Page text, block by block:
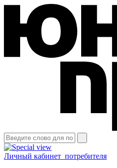
Личный кабинет потребителя